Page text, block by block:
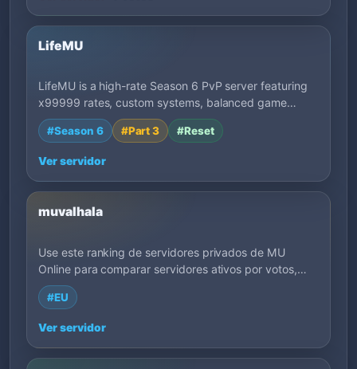
LifeMU
LifeMU is a high-rate Season 6 PvP server featuring
x99999 rates, custom systems, balanced game…
#Season 6 #Part 3 #Reset
Ver servidor
muvalhala
Use este ranking de servidores privados de MU
Online para comparar servidores ativos por votos,
lançamento, EXP, região, estilo de jogo e descrições
dos donos. Filtre por tags para achar servidores que
#EU
Ver servidor